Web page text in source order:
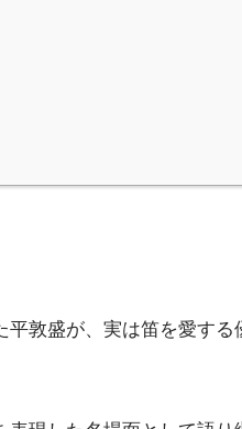
敦盛が、実は笛を愛す